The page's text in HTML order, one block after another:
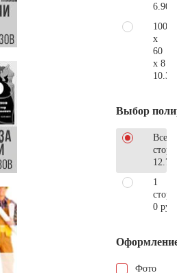
100
x
60
x 8
Выбор
Все
1
0 руб.
Фото